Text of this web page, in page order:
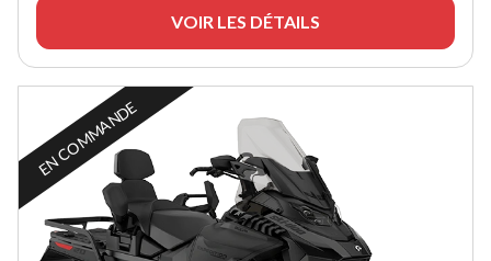
VOIR LES DÉTAILS
EN COMMANDE